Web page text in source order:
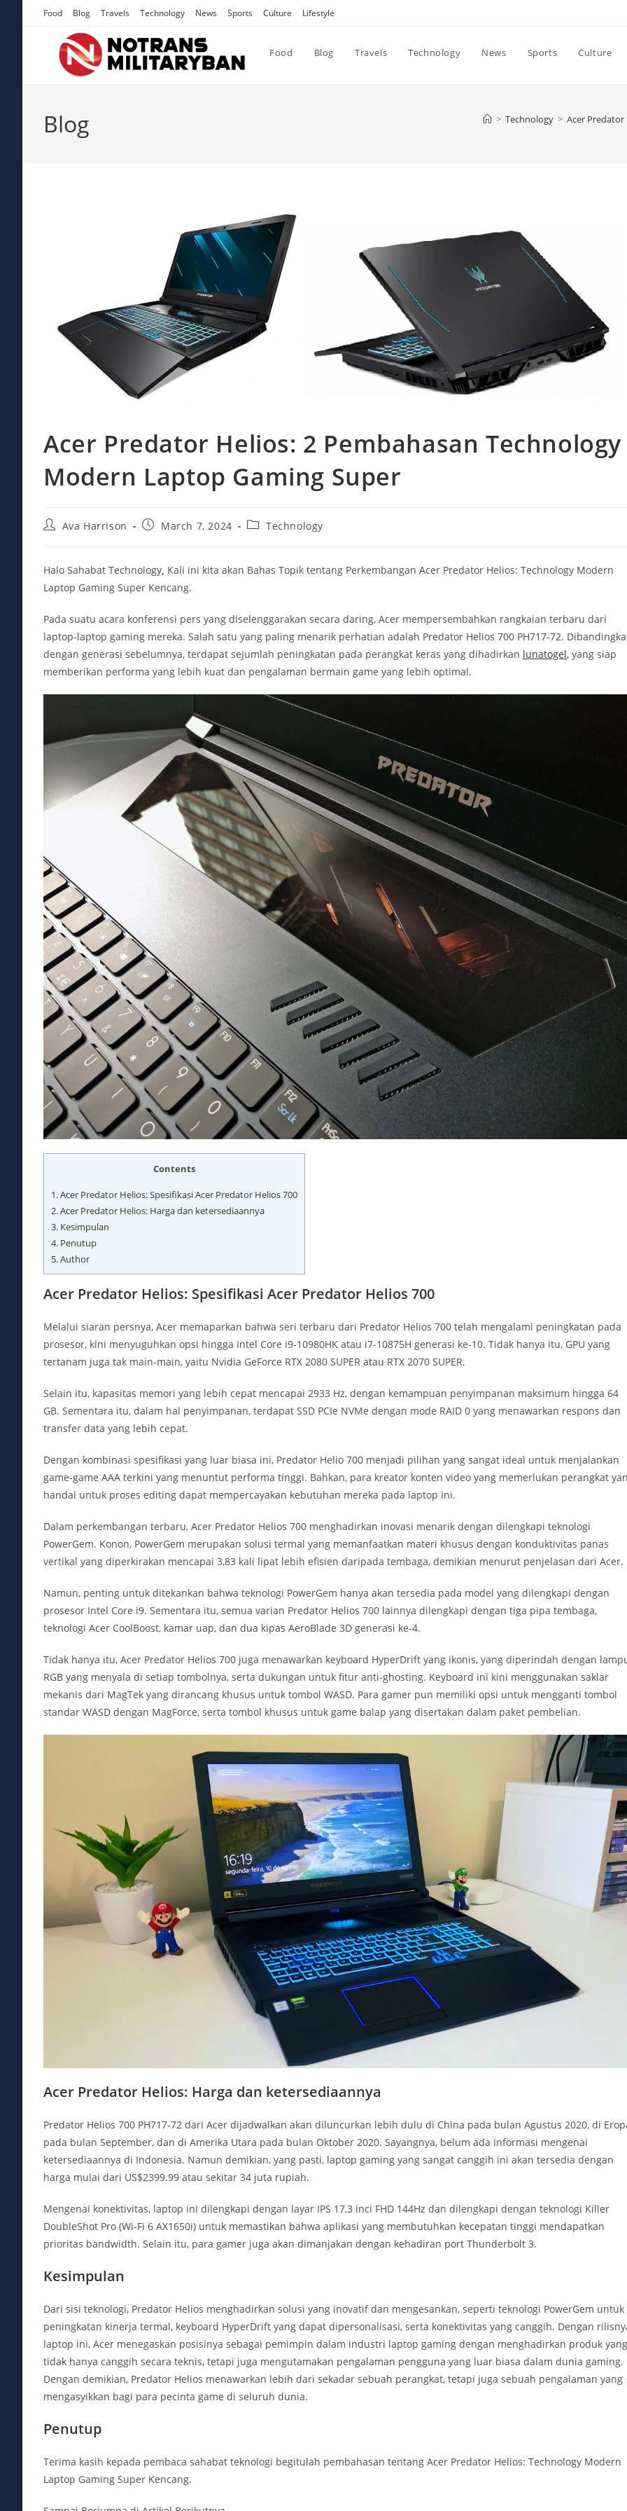
Food Blog Travels Technology News Sports Culture Lifestyle
Food Blog Travels Technology News Sports Culture
Blog > Technology > Acer
Acer Predator Helios: 2 Pembahasan Technology
Modern Laptop Gaming Super
PostAva Harrison
PostMarch 7, 2024
PostTechnology
Halo Sahabat Technology Kali ini kita akan Bahas Topik tentang Perkembangan Acer Predator Helios: Technology Modern
Laptop Gaming Super Kencang.
Pada suatu acara konferensi pers yang diselenggarakan secara daring, Acer mempersembahkan rangkaian terbaru dari
laptop-laptop gaming mereka. Salah satu yang paling menarik perhatian adalah Predator Helios 700 PH717-72.
dengan generasi sebelumnya, terdapat sejumlah peningkatan pada perangkat keras yang dihadirkan lunatogel, yang siap
memberikan performa yang lebih kuat dan pengalaman bermain game yang lebih optimal.
Contents
1.Acer Predator Helios: Spesifikasi Acer Predator Helios 700
2.Acer Predator Helios: Harga dan ketersediaannya
3. Kesimpulan
4. Penutup
5.Author
Acer Predator Helios: Spesifikasi Acer Predator Helios 700
Melalui siaran persnya, Acer memaparkan bahwa seri terbaru dari Predator Helios 700 telah mengalami peningkatan pada
prosesor, kini menyuguhkan opsi hingga Intel Core i9-10980HK atau i7-10875H generasi ke-10. Tidak hanya itu, GPU yang
tertanam juga tak main-main, yaitu Nvidia GeForce RTX 2080 SUPER atau RTX 2070 SUPER.
Selain itu, kapasitas memori yang lebih cepat mencapai 2933 Hz, dengan kemampuan penyimpanan maksimum hingga 64
GB. Sementara itu, dalam hal penyimpanan, terdapat SSD PCIe NVMe dengan mode RAID 0 yang menawarkan respons dan
transfer data yang lebih cepat.
Dengan kombinasi spesifikasi yang luar biasa ini, Predator Helio 700 menjadi pilihan yang sangat ideal untuk menjalankan
game-game AAA terkini yang menuntut performa tinggi. Bahkan, para kreator konten video yang memerlukan perangkat
handal untuk proses editing dapat mempercayakan kebutuhan mereka pada laptop ini.
Dalam perkembangan terbaru, Acer Predator Helios 700 menghadirkan inovasi menarik dengan dilengkapi teknologi
PowerGem. Konon, PowerGem merupakan solusi termal yang memanfaatkan materi khusus dengan konduktivitas panas
vertikal yang diperkirakan mencapai 3,83 kali lipat lebih efisien daripada tembaga, demikian menurut penjelasan dari Acer.
Namun, penting untuk ditekankan bahwa teknologi PowerGem hanya akan tersedia pada model yang dilengkapi dengan
prosesor Intel Core i9. Sementara itu, semua varian Predator Helios 700 lainnya dilengkapi dengan tiga pipa tembaga,
teknologi Acer CoolBoost, kamar uap, dan dua kipas AeroBlade 3D generasi ke-4.
Tidak hanya itu, Acer Predator Helios 700 juga menawarkan keyboard HyperDrift yang ikonis, yang diperindah dengan
RGB yang menyala di setiap tombolnya, serta dukungan untuk fitur anti-ghosting. Keyboard ini kini menggunakan saklar
mekanis dari MagTek yang dirancang khusus untuk tombol WASD. Para gamer pun memiliki opsi untuk mengganti tombol
standar WASD dengan MagForce, serta tombol khusus untuk game balap yang disertakan dalam paket pembelian.
Acer Predator Helios: Harga dan ketersediaannya
Predator Helios 700 PH717-72 dari Acer dijadwalkan akan diluncurkan lebih dulu di China pada bulan Agustus 2020, di
pada bulan September, dan di Amerika Utara pada bulan Oktober 2020. Sayangnya, belum ada informasi mengenai
ketersediaannya di Indonesia. Namun demikian, yang pasti, laptop gaming yang sangat canggih ini akan tersedia dengan
harga mulai dari US$2399.99 atau sekitar 34 juta rupiah.
Mengenai konektivitas, laptop ini dilengkapi dengan layar IPS 17,3 inci FHD 144Hz dan dilengkapi dengan teknologi Killer
DoubleShot Pro (Wi-Fi 6 AX1650i) untuk memastikan bahwa aplikasi yang membutuhkan kecepatan tinggi mendapatkan
prioritas bandwidth. Selain itu, para gamer juga akan dimanjakan dengan kehadiran port Thunderbolt 3.
Kesimpulan
Dari sisi teknologi, Predator Helios menghadirkan solusi yang inovatif dan mengesankan, seperti teknologi PowerGem untuk
peningkatan kinerja termal, keyboard HyperDrift yang dapat dipersonalisasi, serta konektivitas yang canggih. Dengan
laptop ini, Acer menegaskan posisinya sebagai pemimpin dalam industri laptop gaming dengan menghadirkan produk yang
tidak hanya canggih secara teknis, tetapi juga mengutamakan pengalaman pengguna yang luar biasa dalam dunia gaming.
Dengan demikian, Predator Helios menawarkan lebih dari sekadar sebuah perangkat, tetapi juga sebuah pengalaman yang
mengasyikkan bagi para pecinta game di seluruh dunia.
Penutup
Terima kasih kepada pembaca sahabat teknologi begitulah pembahasan tentang Acer Predator Helios: Technology Modern
Laptop Gaming Super Kencang.